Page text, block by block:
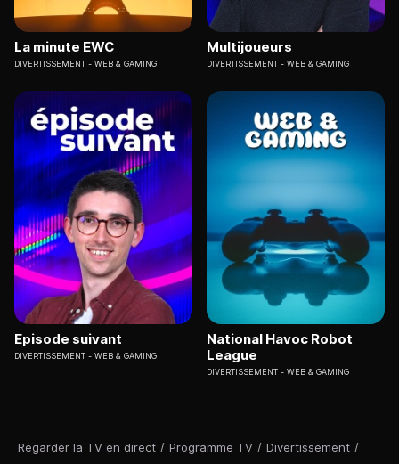
Regarder la TV en direct / Programme TV / Divertissement /
La minute EWC
DIVERTISSEMENT WEB & GAMING
Multijoueurs
DIVERTISSEMENT WEB & GAMING
Episode suivant
DIVERTISSEMENT WEB & GAMING
National Havoc Robot
League
DIVERTISSEMENT WEB & GAMING